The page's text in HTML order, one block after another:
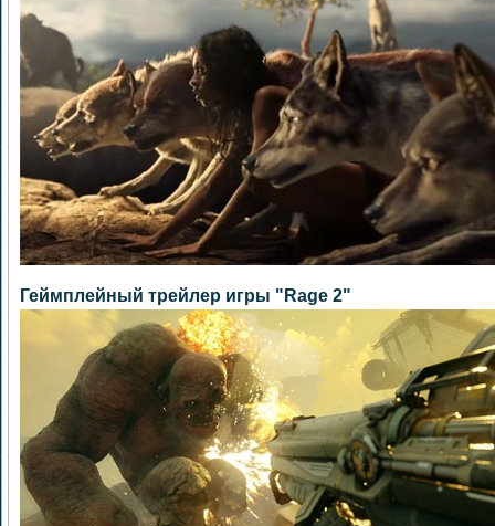
Геймплейный трейлер игры "Rage 2"